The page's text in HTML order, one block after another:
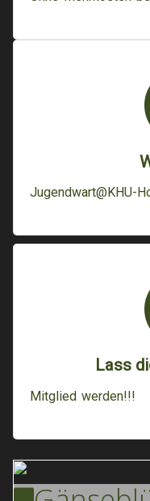
Jugendwart@KHU-
Lass
Mitglied werden!!!